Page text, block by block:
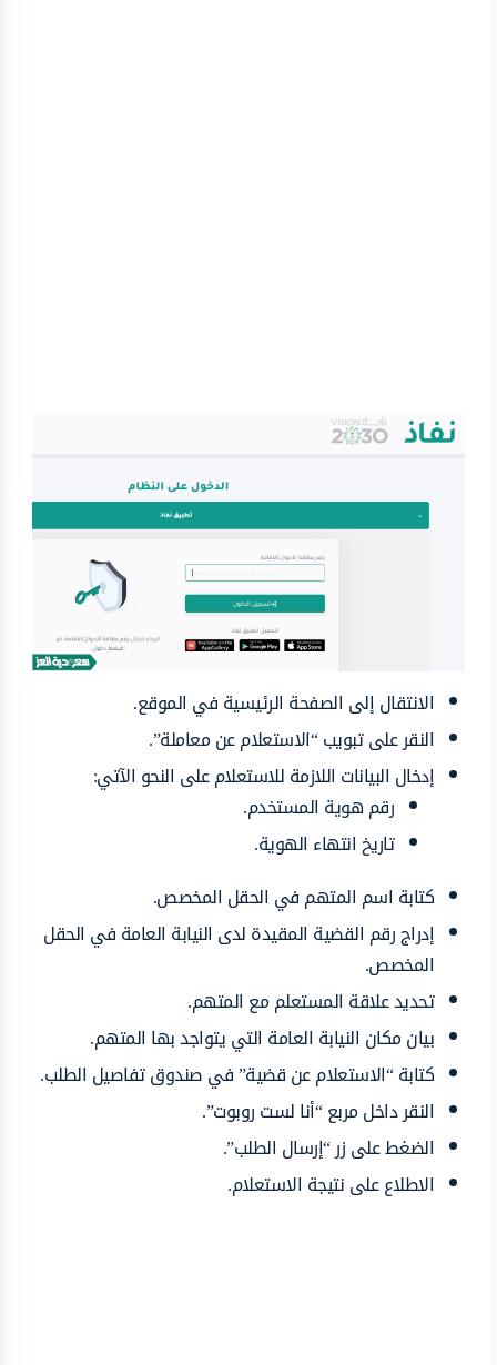
الانتقال إلى الصفحة الرئيسية في الموقع.
النقر على تبويب “الاستعلام عن معاملة”.
إدخال البيانات اللازمة للاستعلام على النحو الآتي:
رقم هوية المستخدم.
تاريخ انتهاء الهوية.
كتابة اسم المتهم في الحقل المخصص.
إدراج رقم القضية المقيدة لدى النيابة العامة في الحقل
المخصص.
تحديد علاقة المستعلم مع المتهم.
بيان مكان النيابة العامة التي يتواجد بها المتهم.
كتابة “الاستعلام عن قضية” في صندوق تفاصيل الطلب.
النقر داخل مربع “أنا لست روبوت”.
الضغط على زر “إرسال الطلب”.
الاطلاع على نتيجة الاستعلام.